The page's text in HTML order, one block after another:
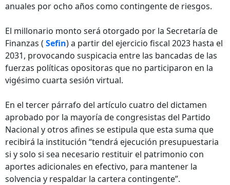
anuales por ocho años como contingente de riesgos.
El millonario monto será otorgado por la Secretaría de
Finanzas ( Sefin) a partir del ejercicio fiscal 2023 hasta el
2031, provocando suspicacia entre las bancadas de las
fuerzas políticas opositoras que no participaron en la
vigésimo cuarta sesión virtual.
En el tercer párrafo del artículo cuatro del dictamen
aprobado por la mayoría de congresistas del Partido
Nacional y otros afines se estipula que esta suma que
recibirá la institución “tendrá ejecución presupuestaria
si y solo si sea necesario restituir el patrimonio con
aportes adicionales en efectivo, para mantener la
solvencia y respaldar la cartera contingente”.